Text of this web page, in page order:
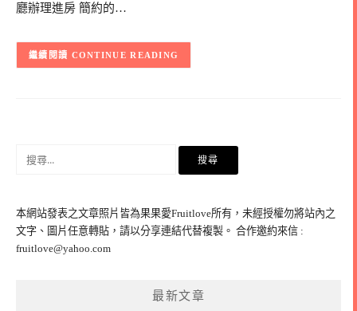
廳辦理進房 簡約的…
CONTINUE READING
字:
本網站發表之文章照片皆為果果愛Fruitlove所有，未經授權勿將站內之
文字、圖片任意轉貼，請以分享連結代替複製。 合作邀約來信 :
fruitlove@yahoo.com
最新文章